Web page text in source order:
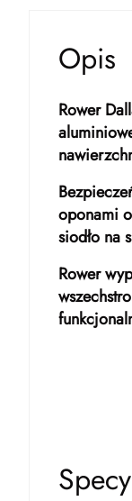
Opis
Rower
oponami
siodło na
Rower